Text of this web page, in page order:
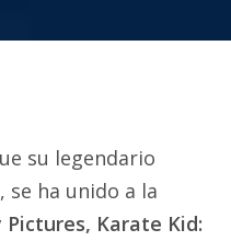
su legendario
, se ha unido a la
Pictures, Karate Kid: